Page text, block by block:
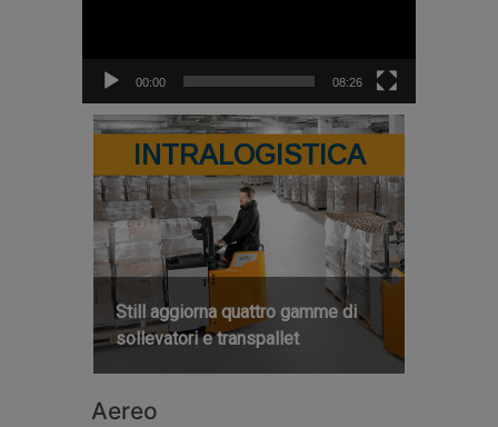
00:00 08:26
INTRALOGISTICA
Still aggiorna quattro gamme di
sollevatori e transpallet
Aereo